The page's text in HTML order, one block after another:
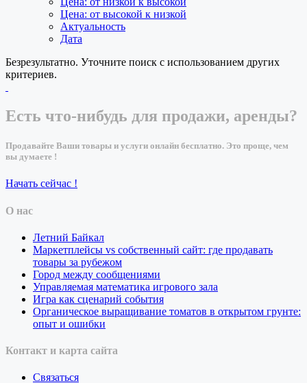
Цена: от высокой к низкой
Актуальность
Дата
Безрезультатно. Уточните поиск с использованием других
критериев.
Есть что-нибудь для продажи, аренды?
Продавайте Ваши товары и услуги онлайн бесплатно. Это проще, чем
вы думаете !
Начать сейчас !
О нас
Летний Байкал
Маркетплейсы vs собственный сайт: где продавать
товары за рубежом
Город между сообщениями
Управляемая математика игрового зала
Игра как сценарий события
Органическое выращивание томатов в открытом грунте:
опыт и ошибки
Контакт и карта сайта
Связаться